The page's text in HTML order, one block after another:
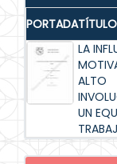
PORTADATÍTULO
LA
ALTO
UN